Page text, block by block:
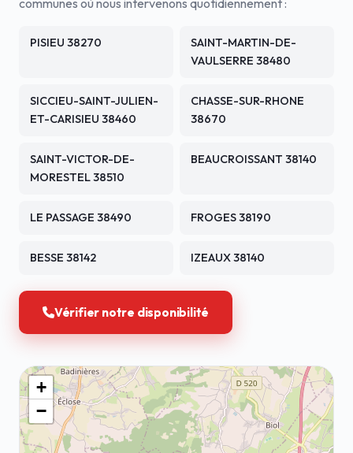
communes où nous intervenons quotidiennement :
PISIEU 38270
SAINT-MARTIN-DE-
VAULSERRE 38480
SICCIEU-SAINT-JULIEN-
ET-CARISIEU 38460
CHASSE-SUR-RHONE
38670
SAINT-VICTOR-DE-
MORESTEL 38510
BEAUCROISSANT 38140
LE PASSAGE 38490 FROGES 38190
BESSE 38142 IZEAUX 38140
Vérifier notre disponibilité
+
−